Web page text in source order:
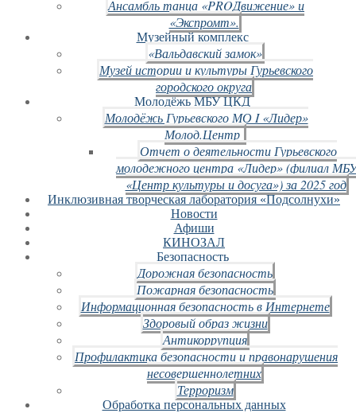
Ансамбль танца «PROДвижение» и
«Экспромт».
Музейный комплекс
«Вальдавский замок»
Музей истории и культуры Гурьевского
городского округа
Молодёжь МБУ ЦКД
Молодёжь Гурьевского МО I «Лидер»
Молод.Центр
Отчет о деятельности Гурьевского
молодежного центра «Лидер» (филиал
«Центр культуры и досуга») за 2025 год
Инклюзивная творческая лаборатория «Подсолнухи»
Новости
Афиши
КИНОЗАЛ
Безопасность
Дорожная безопасность
Пожарная безопасность
Информационная безопасность в Интернете
Здоровый образ жизни
Антикоррупция
Профилактика безопасности и правонарушения
несовершеннолетних
Терроризм
Обработка персональных данных